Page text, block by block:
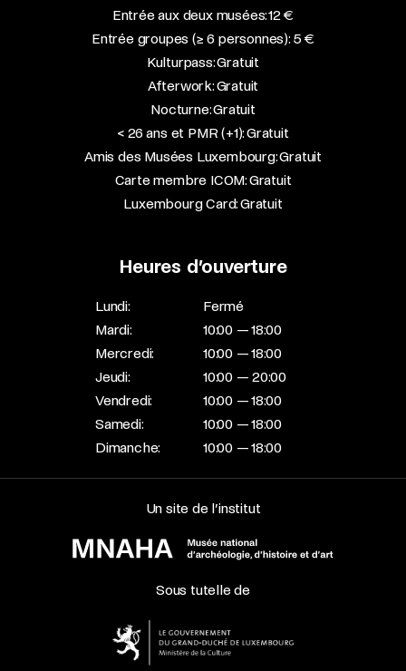
Entrée aux deux musées: 12 €
Entrée groupes (≥ 6 personnes): 5 €
Kulturpass: Gratuit
Afterwork: Gratuit
Nocturne: Gratuit
< 26 ans et PMR (+1): Gratuit
Amis des Musées Luxembourg: Gratuit
Carte membre ICOM: Gratuit
Luxembourg Card: Gratuit
Heures d’ouverture
Lundi:
Fermé
Mardi:
10:00 — 18:00
Mercredi:
10:00 — 18:00
Jeudi:
10:00 — 20:00
Vendredi:
10:00 — 18:00
Samedi:
10:00 — 18:00
Dimanche:
10:00 — 18:00
Un site de l’institut
Sous tutelle de